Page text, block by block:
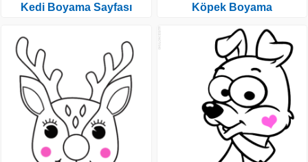
Kedi Boyama Sayfası Köpek Boyama